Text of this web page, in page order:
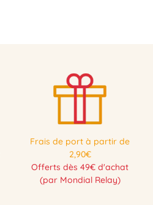
Frais de port à partir de
2,90€
Offerts dès 49€ d'achat
(par Mondial Relay)